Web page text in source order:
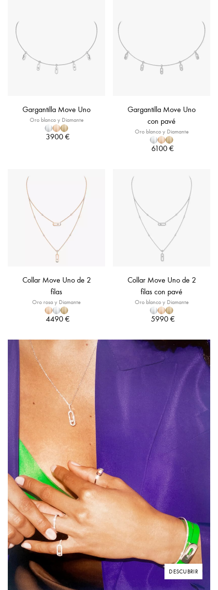
Gargantilla Move Uno
Oro blanco y Diamante
3900 €
Gargantilla Move Uno
con pavé
Oro blanco y Diamante
6100 €
Collar Move Uno de 2
filas
Oro rosa y Diamante
4490 €
Collar Move Uno de 2
filas con pavé
Oro blanco y Diamante
5990 €
DESCUBRIR